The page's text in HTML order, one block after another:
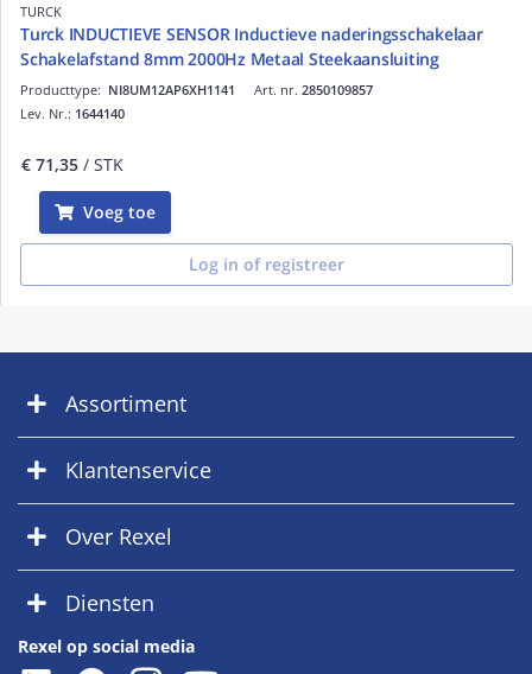
TURCK
Turck INDUCTIEVE SENSOR Inductieve naderingsschakelaar
Schakelafstand 8mm 2000Hz Metaal Steekaansluiting
Art. nr. 2850109857
Producttype: NI8UM12AP6XH1141
Lev. Nr.: 1644140
€ 71,35 / STK
Voeg toe
Log in of registreer
Assortiment
Klantenservice
Over Rexel
Diensten
Rexel op social media